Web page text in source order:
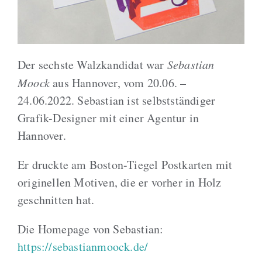
Der sechste Walzkandidat war Sebastian
Moockaus Hannover, vom 20.06. –
24.06.2022. Sebastian ist selbstständiger
Grafik-Designer mit einer Agentur in
Hannover.
Er druckte am Boston-Tiegel Postkarten mit
originellen Motiven, die er vorher in Holz
geschnitten hat.
Die Homepage von Sebastian:
https://sebastianmoock.de/